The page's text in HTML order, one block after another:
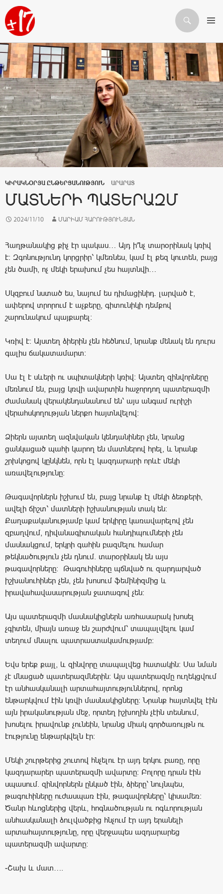
Որոնում
ԱՆՑՆԵԼ ԲՈՎԱՆԴԱԿՈՒԹՅԱՆԸ
ԿԻՐԱԿՆՕՐՅԱ ԸՆԹԵՐՑԱՆՈՒԹՅՈՒՆ ԱՐԱՐԱՏ
ՄԱՏՆԵՐԻ ՊԱՏԵՐԱԶՄ
2024/11/10 ՄԱՐԻԱՄ ՀԱՐՈՒԹՅՈՒՆՅԱՆ
Հաղթանակից քիչ էր պակաս… Այդ ի՞նչ տարօրինակ կռիվ
է։ Զգոնությունդ կորցրիր՝ կմեռնես, կամ էլ քեզ կուտեն, բայց
չեն ծամի, ոչ մեկի երախում չես հայտնվի…
Սկզբում նստած ես, նայում ես դիմացինիդ. լարված է,
ափերով տրորում է աչքերը, գիտունիկի դեմքով
շարունակում պայքարել։
Կռիվ է։ Այստեղ ձիերին չեն հեծնում, նրանք մենակ են դուրս
գալիս ճակատամարտ։
Սա էլ է սևերի ու սպիտակների կռիվ։ Այստեղ զինվորները
մեռնում են, բայց կռվի ավարտին հաջորդող պատերազմի
ժամանակ վերակենդանանում են՝ այս անգամ ուրիշի
վերահսկողության ներքո հայտնվելով։
Ձիերն այստեղ ազնվական կենդանիներ չեն, նրանց
ցանկացած պահի կարող են մատներով հրել, և նրանք
շրխկոցով կընկնեն, որն էլ կազդարարի որևէ մեկի
առավելությունը։
Թագավորներն իշխում են, բայց նրանք էլ մեկի ձեռքերի,
ավելի ճիշտ՝ մատների իշխանության տակ են։
Քաղաքականությամբ կամ երկիրը կառավարելով չեն
զբաղվում, դիվանագիտական հանդիպումների չեն
մասնակցում, երկրի գահին բազմելու համար
թեկնածություն չեն դնում. տարօրինակ են այս
թագավորները։ Թագուհիները պճնված ու զարդարված
իշխանուհիներ չեն, չեն խոսում ֆեմինիզմից և
իրավահավասարության ջատագով չեն։
Այս պատերազմի մասնակիցներն առհասարակ խոսել
չգիտեն, միայն առաջ են շարժվում՝ տապալվելու կամ
տեղում մնալու պատրաստակամությամբ։
Եվս երեք քայլ, և զինվորը տապալվեց հատակին: Սա նման
չէ մնացած պատերազմներին։ Այս պատերազմը ուղեկցվում
էր անհասկանալի արտահայտություններով, որոնց
ենթարկվում էին կռվի մասնակիցները։ Նրանք հայտնվել էին
այն իրականության մեջ, որտեղ իշխողին չէին տեսնում,
խոսելու իրավունք չունեին, նրանց միակ գործառույթն ու
էությունը ենթարկվելն էր։
Մեկի շուրթերից շուտով հնչելու էր այդ երկու բառը, որը
կազդարարեր պատերազմի ավարտը։ Բոլորը դրան էին
սպասում. զինվորներն ընկած էին, ձիերը՝ նույնպես,
թագուհիները ուժասպառ էին, թագավորները՝ կիսամեռ։
Ծանր հևոցներից վերև, հոգնածության ու ոգևորության
անհասկանալի ձուլվածքից հնչում էր այդ երանելի
արտահայտությունը, որը վերջապես ազդարարեց
պատերազմի ավարտը։
-Շախ և մատ….